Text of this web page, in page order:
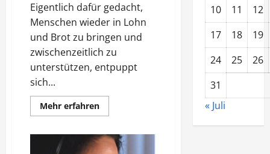
Eigentlich dafür gedacht,
Menschen wieder in Lohn
und Brot zu bringen und
zwischenzeitlich zu
unterstützen, entpuppt
sich...
Mehr erfahrenMehr
Informationen
vernichten
Arbeit
10
11
12
17
18
19
24
25
26
31
« Juli